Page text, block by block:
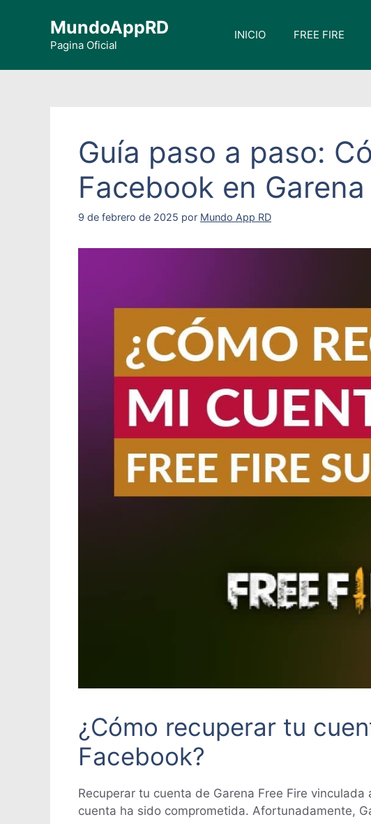
contenido
MundoAppRD
Pagina Oficial
INICIO FREE FIRE
Guía paso a paso:
Facebook en
9 de febrero de 2025 por Mundo App RD
¿Cómo recuperar tu
Facebook?
Recuperar tu cuenta de Garena Free Fire
cuenta ha sido comprometida. Afortunadamente,